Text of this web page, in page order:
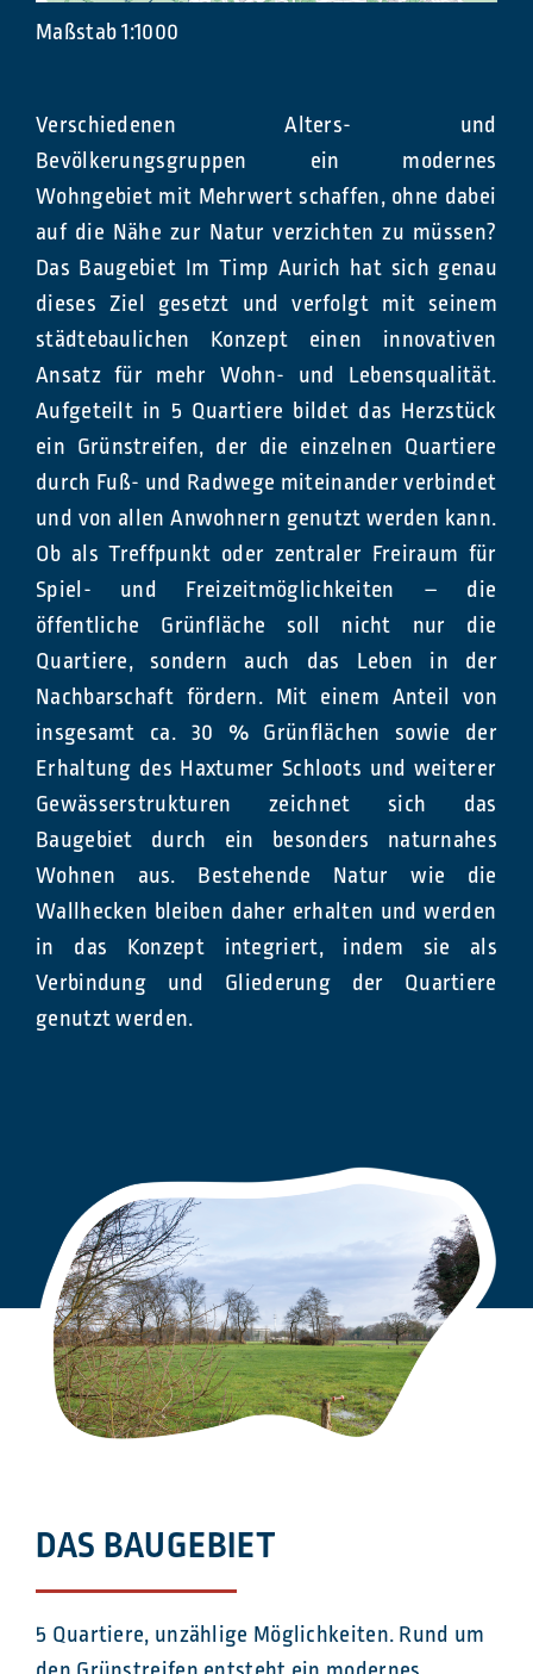
Maßstab 1:1000
Verschiedenen Alters- und
Bevölkerungsgruppen ein modernes
Wohngebiet mit Mehrwert schaffen, ohne dabei
auf die Nähe zur Natur verzichten zu müssen?
Das Baugebiet Im Timp Aurich hat sich genau
dieses Ziel gesetzt und verfolgt mit seinem
städtebaulichen Konzept einen innovativen
Ansatz für mehr Wohn- und Lebensqualität.
Aufgeteilt in 5 Quartiere bildet das Herzstück
ein Grünstreifen, der die einzelnen Quartiere
durch Fuß- und Radwege miteinander verbindet
und von allen Anwohnern genutzt werden kann.
Ob als Treffpunkt oder zentraler Freiraum für
Spiel- und Freizeitmöglichkeiten – die
öffentliche Grünfläche soll nicht nur die
Quartiere, sondern auch das Leben in der
Nachbarschaft fördern. Mit einem Anteil von
insgesamt ca. 30 % Grünflächen sowie der
Erhaltung des Haxtumer Schloots und weiterer
Gewässerstrukturen zeichnet sich das
Baugebiet durch ein besonders naturnahes
Wohnen aus. Bestehende Natur wie die
Wallhecken bleiben daher erhalten und werden
in das Konzept integriert, indem sie als
Verbindung und Gliederung der Quartiere
genutzt werden.
DAS BAUGEBIET
5 Quartiere, unzählige Möglichkeiten. Rund um